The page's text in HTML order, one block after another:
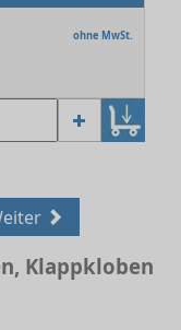
ohne MwSt.
Klappkloben